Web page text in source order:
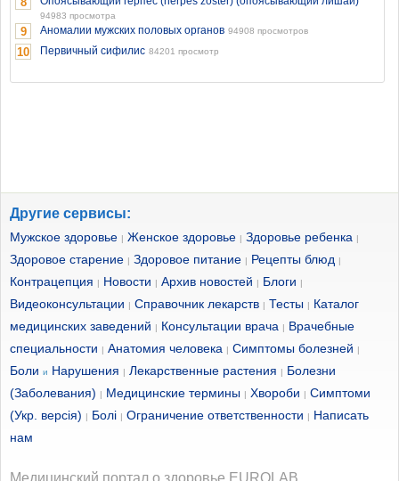
94983 просмотра
9 Аномалии мужских половых органов 94908 просмотров
10 Первичный сифилис 84201 просмотр
Другие сервисы:
Мужское здоровье | Женское здоровье | Здоровье ребенка |
Здоровое старение | Здоровое питание | Рецепты блюд |
Контрацепция | Новости | Архив новостей | Блоги |
Видеоконсультации | Справочник лекарств | Тесты | Каталог
медицинских заведений | Консультации врача | Врачебные
специальности | Анатомия человека | Симптомы болезней |
Боли и Нарушения | Лекарственные растения | Болезни
(Заболевания) | Медицинские термины | Хвороби | Симптоми
(Укр. версія) | Болі | Ограничение ответственности | Написать
нам
Медицинский портал о здоровье EUROLAB.